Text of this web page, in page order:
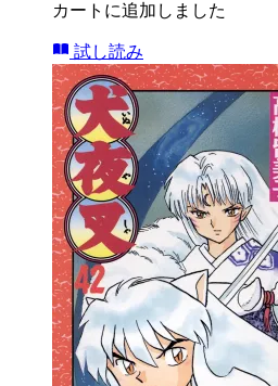
カートに追加しました
試し読み